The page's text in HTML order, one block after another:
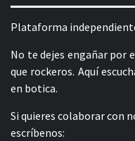
Plataforma
No te dejes engañar por
que rockeros. Aquí
en botica.
Si quieres colaborar con
escríbenos: